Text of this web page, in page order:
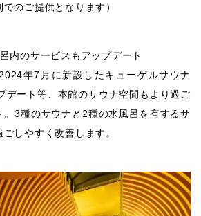
のご提供となります）
のサービスもアップデート
年7月に新設したキューゲルサウナ
デート等、本館のサウナ空間もより過ご
。3種のサウナと2種の水風呂を有するサ
しやすく改善します。